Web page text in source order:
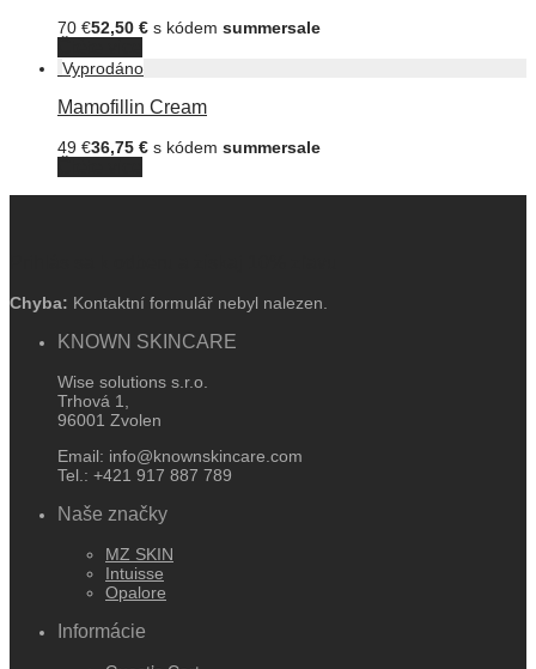
70 €52,50 € s kódem summersale
Mamofillin Cream
49 €36,75 € s kódem summersale
Chyba: Kontaktní formulář nebyl nalezen.
KNOWN SKINCARE
Wise solutions s.r.o.
Trhová 1,
96001 Zvolen
Email: info@knownskincare.com
Tel.: +421 917 887 789
Naše značky
MZ SKIN
Intuisse
Opalore
Informácie